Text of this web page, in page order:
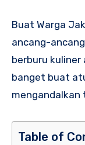
Buat Warga
ancang-
berburu kuliner
banget buat
mengandalkan
Table of